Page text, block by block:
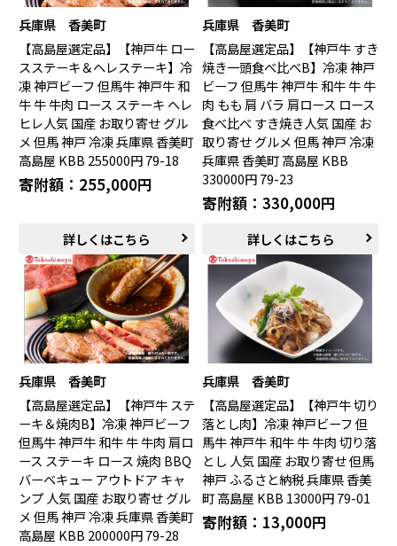
兵庫県 香美町
【高島屋選定品】【神戸牛 ロー
スステーキ＆ヘレステーキ】冷
凍 神戸ビーフ 但馬牛 神戸牛 和
牛 牛 牛肉 ロース ステーキ ヘレ
ヒレ人気 国産 お取り寄せ グル
メ 但馬 神戸 冷凍 兵庫県 香美町
高島屋 KBB 255000円 79-18
寄附額：255,000円
詳しくはこちら
兵庫県 香美町
【高島屋選定品】【神戸牛 すき
焼き一頭食べ比べB】冷凍 神戸
ビーフ 但馬牛 神戸牛 和牛 牛 牛
肉 もも 肩 バラ 肩ロース ロース
食べ比べ すき焼き人気 国産 お
取り寄せ グルメ 但馬 神戸 冷凍
兵庫県 香美町 高島屋 KBB
330000円 79-23
寄附額：330,000円
詳しくはこちら
兵庫県 香美町
【高島屋選定品】【神戸牛 ステ
ーキ＆焼肉B】冷凍 神戸ビーフ
但馬牛 神戸牛 和牛 牛 牛肉 肩ロ
ース ステーキ ロース 焼肉 BBQ
バーベキュー アウトドア キャ
ンプ 人気 国産 お取り寄せ グル
メ 但馬 神戸 冷凍 兵庫県 香美町
高島屋 KBB 200000円 79-28
兵庫県 香美町
【高島屋選定品】【神戸牛 切り
落とし肉】冷凍 神戸ビーフ 但
馬牛 神戸牛 和牛 牛 牛肉 切り落
とし 人気 国産 お取り寄せ 但馬
神戸 ふるさと納税 兵庫県 香美
町 高島屋 KBB 13000円 79-01
寄附額：13,000円